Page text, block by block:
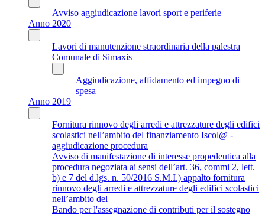
Avviso aggiudicazione lavori sport e periferie
Anno 2020
Lavori di manutenzione straordinaria della palestra
Comunale di Simaxis
Aggiudicazione, affidamento ed impegno di
spesa
Anno 2019
Fornitura rinnovo degli arredi e attrezzature degli edifici
scolastici nell’ambito del finanziamento Iscol@ -
aggiudicazione procedura
Avviso di manifestazione di interesse propedeutica alla
procedura negoziata ai sensi dell’art. 36, commi 2, lett.
b) e 7 del d.lgs. n. 50/2016 S.M.I.) appalto fornitura
rinnovo degli arredi e attrezzature degli edifici scolastici
nell’ambito del
Bando per l'assegnazione di contributi per il sostegno